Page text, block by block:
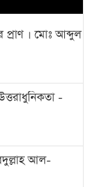
প্রাণ । মোঃ আব্দুল
-
আল-